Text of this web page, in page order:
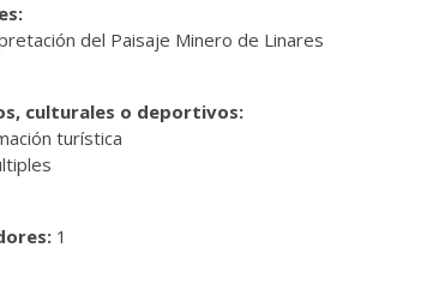
del Paisaje Minero de Linares
culturales o deportivos:
turística
1